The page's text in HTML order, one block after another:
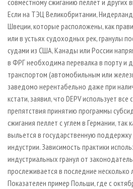
совместному сжиганию пеллет и других
Если на ТЭЦ Великобритании,
Швеции, которые расположены, как
или в устьях судоходных рек, гранулы
судами из США, Канады или России
в ФРГ необходима перевалка в порту и
транспортом (автомобильным или
заведомо нерентабельно даже при
кстати, заявил, что DEPV использует
препятствия принятию программы
сжигания пеллет с углем в Германии, так
выльется в государственную поддержку
индустрии. Зависимость практики
индустриальных гранул от
прослеживается в последние несколько
Показателен пример Польши, где с